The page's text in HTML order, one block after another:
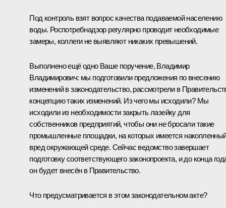
Под контроль взят вопрос качества подаваемой населению
воды. Роспотребнадзор регулярно проводит необходимые
замеры, коллеги не выявляют никаких превышений.
Выполнено ещё одно Ваше поручение, Владимир
Владимирович: мы подготовили предложения по внесению
изменений в законодательство, рассмотрели в
концепцию таких изменений. Из чего мы исходили? Мы
исходили из необходимости закрыть лазейку для
собственников предприятий, чтобы они не бросали такие
промышленные площадки, на которых имеется
вред окружающей среде. Сейчас ведомство завершает
подготовку соответствующего законопроекта, и до конца
он будет внесён в Правительство.
Что предусматривается в этом законодательном акте?